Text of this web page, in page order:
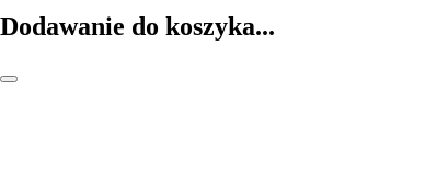
Dodawanie do koszyka...